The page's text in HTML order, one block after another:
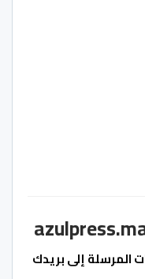
المرسلة إلى بريدك